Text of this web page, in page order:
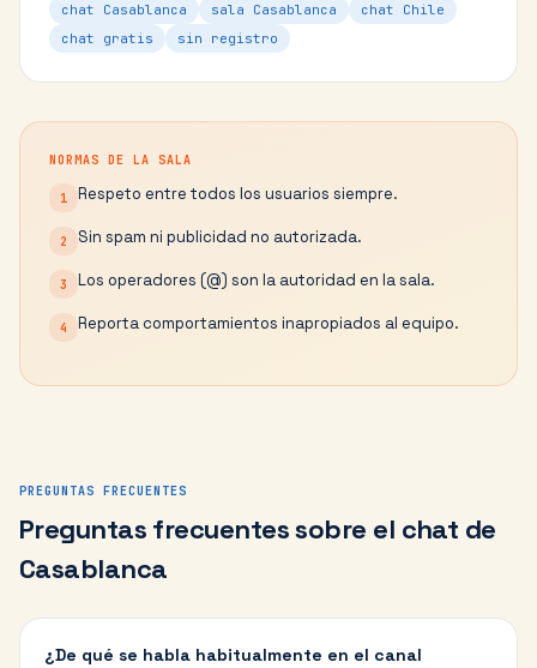
chat Casablanca sala Casablanca
chat Chile
chat gratis
sin registro
NORMAS DE LA SALA
1 Respeto entre todos los usuarios siempre.
2 Sin spam ni publicidad no autorizada.
3 Los operadores (@) son la autoridad en la sala.
4 Reporta comportamientos inapropiados al equipo.
PREGUNTAS FRECUENTES
Preguntas frecuentes sobre el chat de
Casablanca
¿De qué se habla habitualmente en el canal